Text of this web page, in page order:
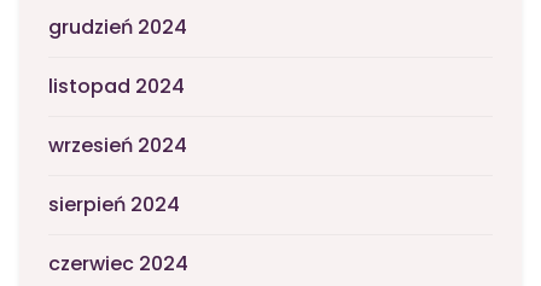
grudzień 2024
listopad 2024
wrzesień 2024
sierpień 2024
czerwiec 2024